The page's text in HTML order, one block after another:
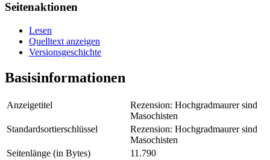
Seitenaktionen
Lesen
Quelltext anzeigen
Versionsgeschichte
Basisinformationen
Anzeigetitel
Rezension: Hochgradmaurer sind
Masochisten
Standardsortierschlüssel
Rezension: Hochgradmaurer sind
Masochisten
Seitenlänge (in Bytes)
11.790